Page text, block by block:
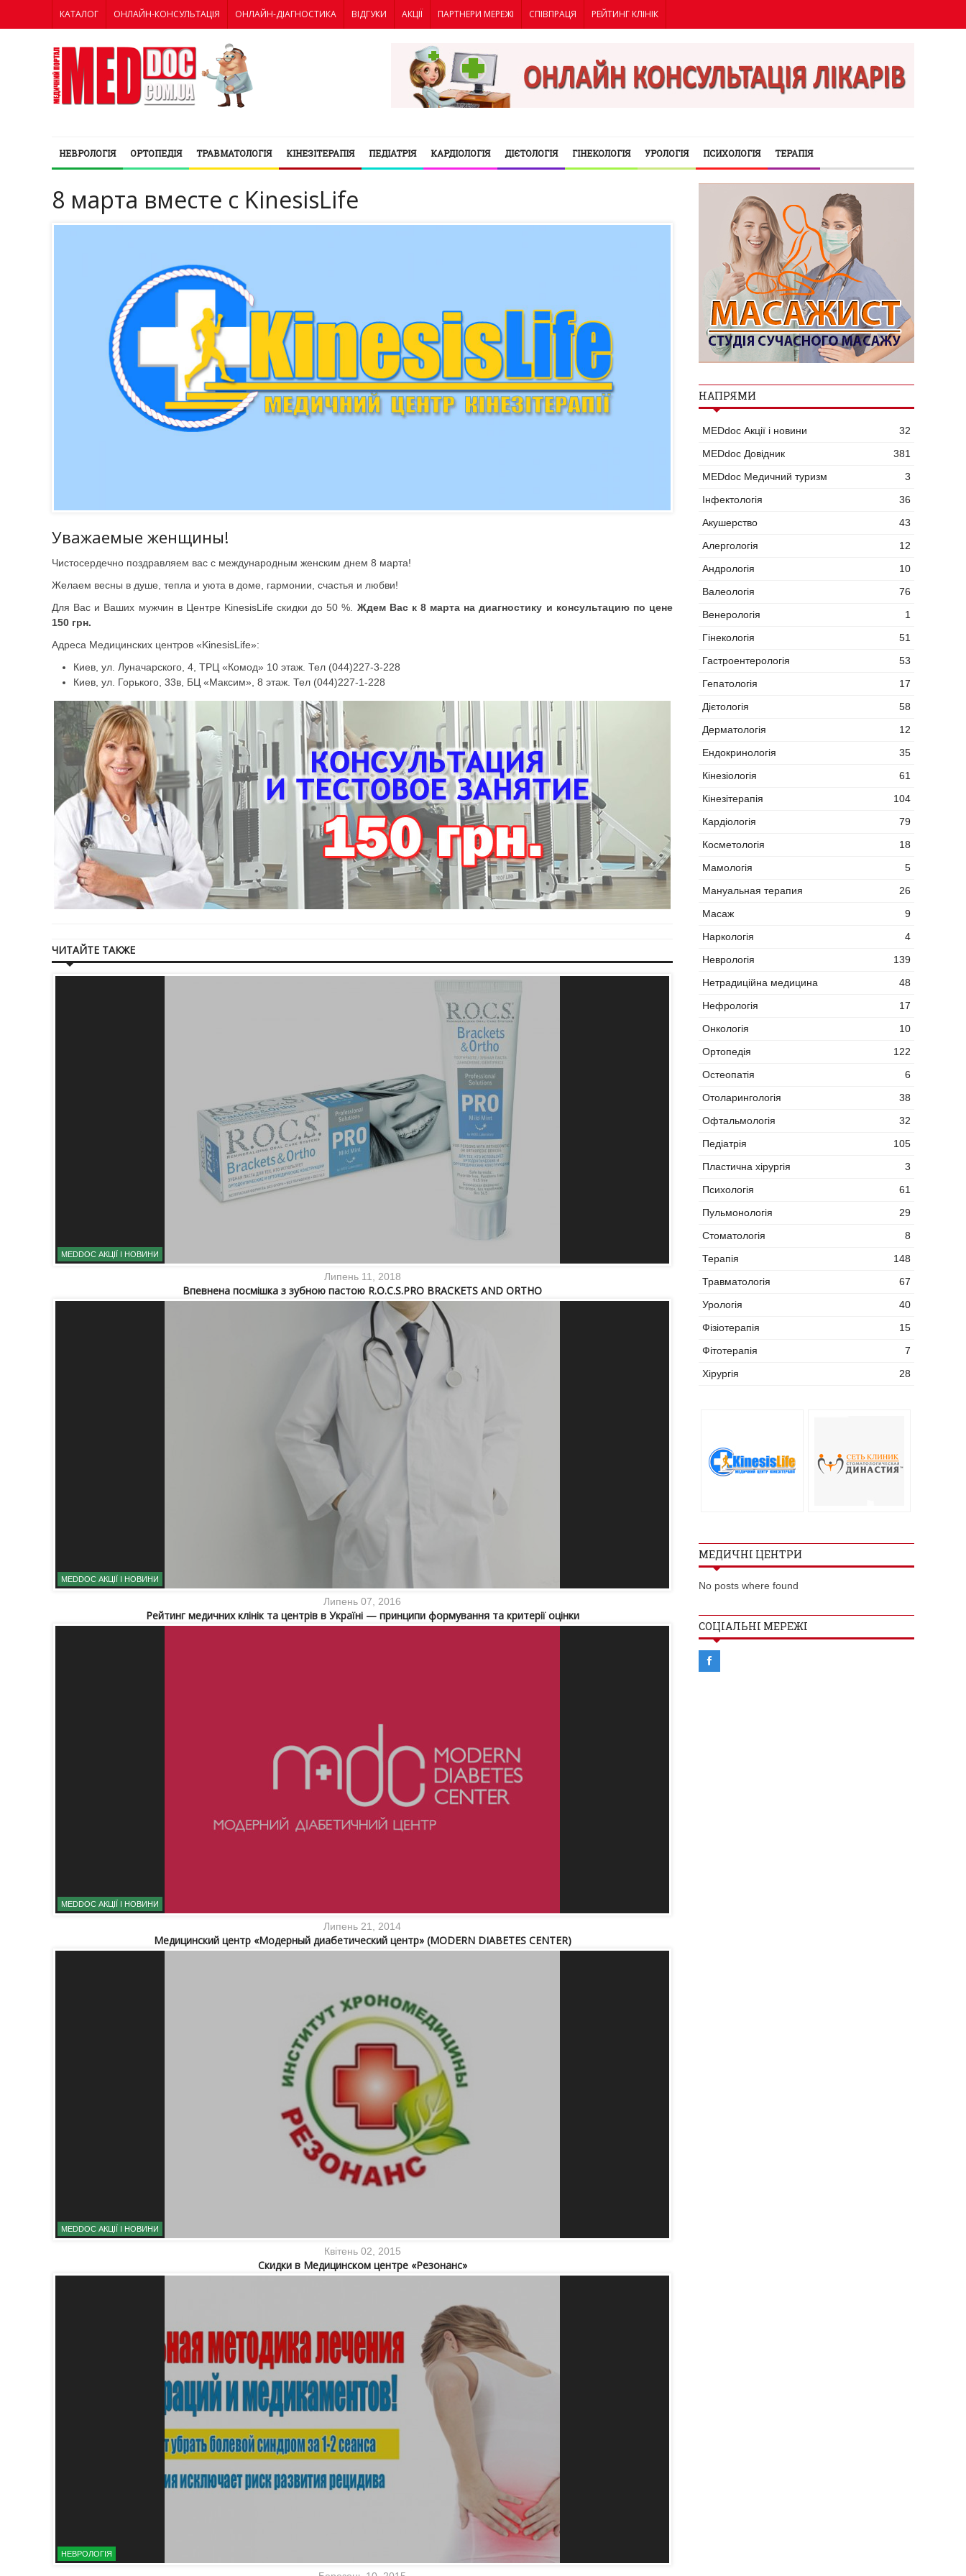
КАТАЛОГ ОНЛАЙН-КОНСУЛЬТАЦІЯ ОНЛАЙН-ДІАГНОСТИКА ВІДГУКИ АКЦІЇ ПАРТНЕРИ МЕРЕЖІ СПІВПРАЦЯ РЕЙТИНГ КЛІНІК
НЕВРОЛОГІЯ ОРТОПЕДІЯ ТРАВМАТОЛОГІЯ КІНЕЗІТЕРАПІЯ ПЕДІАТРІЯ КАРДІОЛОГІЯ ДІЄТОЛОГІЯ ГІНЕКОЛОГІЯ УРОЛОГІЯ ПСИХОЛОГІЯ ТЕРАПІЯ
8 марта вместе с KinesisLife
Уважаемые женщины!
Чистосердечно поздравляем вас с международным женским днем 8 марта!
Желаем весны в душе, тепла и уюта в доме, гармонии, счастья и любви!
Для Вас и Ваших мужчин в Центре KinesisLife скидки до 50 %. Ждем Вас к 8 марта на диагностику и консультацию по цене
150 грн.
Адреса Медицинских центров «KinesisLife»:
Киев, ул. Луначарского, 4, ТРЦ «Комод» 10 этаж. Тел (044)227-3-228
Киев, ул. Горького, 33в, БЦ «Максим», 8 этаж. Тел (044)227-1-228
ЧИТАЙТЕ ТАКЖЕ
MEDDOC АКЦІЇ І НОВИНИ
Липень 11, 2018
Впевнена посмішка з зубною пастою R.O.C.S.PRO BRACKETS AND ORTHO
MEDDOC АКЦІЇ І НОВИНИ
Липень 07, 2016
Рейтинг медичних клінік та центрів в Україні — принципи формування та критерії оцінки
MEDDOC АКЦІЇ І НОВИНИ
Липень 21, 2014
Медицинский центр «Модерный диабетический центр» (MODERN DIABETES CENTER)
MEDDOC АКЦІЇ І НОВИНИ
Квітень 02, 2015
Скидки в Медицинском центре «Резонанс»
НЕВРОЛОГІЯ
НАПРЯМИ
MEDdoc Акції і новини
32
MEDdoc Довідник
381
MEDdoc Медичний туризм
3
Інфектологія
36
Акушерство
43
Алергологія
12
Андрологія
10
Валеологія
76
Венерологія
1
Гінекологія
51
Гастроентерологія
53
Гепатологія
17
Дієтологія
58
Дерматологія
12
Ендокринологія
35
Кінезіологія
61
Кінезітерапія
104
Кардіологія
79
Косметологія
18
Мамологія
5
Мануальная терапия
26
Масаж
9
Наркологія
4
Неврологія
139
Нетрадиційна медицина
48
Нефрологія
17
Онкологія
10
Ортопедія
122
Остеопатія
6
Отоларингологія
38
Офтальмологія
32
Педіатрія
105
Пластична хірургія
3
Психологія
61
Пульмонологія
29
Стоматологія
8
Терапія
148
Травматологія
67
Урологія
40
Фізіотерапія
15
Фітотерапія
7
Хірургія
28
МЕДИЧНІ ЦЕНТРИ
No posts where found
СОЦІАЛЬНІ МЕРЕЖІ